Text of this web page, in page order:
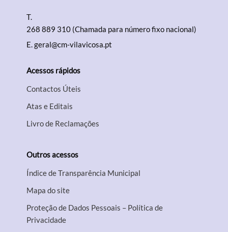
T.
268 889 310 (Chamada para número fixo nacional)
E.geral@cm-vilavicosa.pt
Acessos rápidos
Contactos Úteis
Atas e Editais
Livro de Reclamações
Outros acessos
Índice de Transparência Municipal
Mapa do site
Proteção de Dados Pessoais – Política de
Privacidade